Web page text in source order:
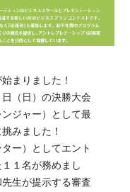
まりました！
（日）の決勝大会
ジャー）として最
みました！
ー）としてエント
１名が務めまし
生が提示する審査